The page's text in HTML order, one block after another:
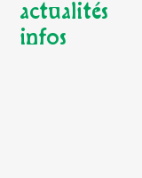
actualités
infos